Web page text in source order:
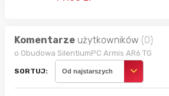
Komentarze użytkowników (0)
o Obudowa SilentiumPC Armis AR6 TG
SORTUJ: Od najstarszych